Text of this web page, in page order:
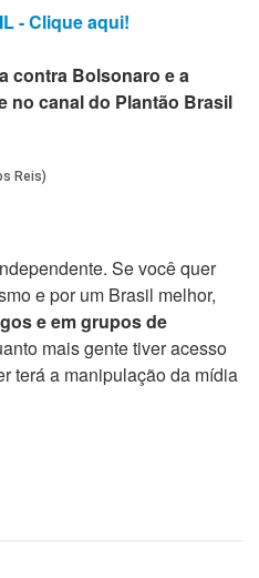
- Clique aqui!
contra Bolsonaro e a
no canal do Plantão Brasil
Se você quer
e por um Brasil melhor,
e em grupos de
mais gente tiver acesso
terá a manipulação da mídia